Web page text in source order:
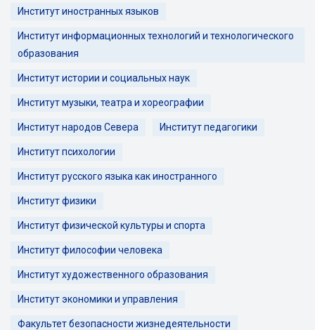
Институт иностранных языков
Институт информационных технологий и технологического
образования
Институт истории и социальных наук
Институт музыки, театра и хореографии
Институт народов Севера Институт педагогики
Институт психологии
Институт русского языка как иностранного
Институт физики
Институт физической культуры и спорта
Институт философии человека
Институт художественного образования
Институт экономики и управления
Факультет безопасности жизнедеятельности